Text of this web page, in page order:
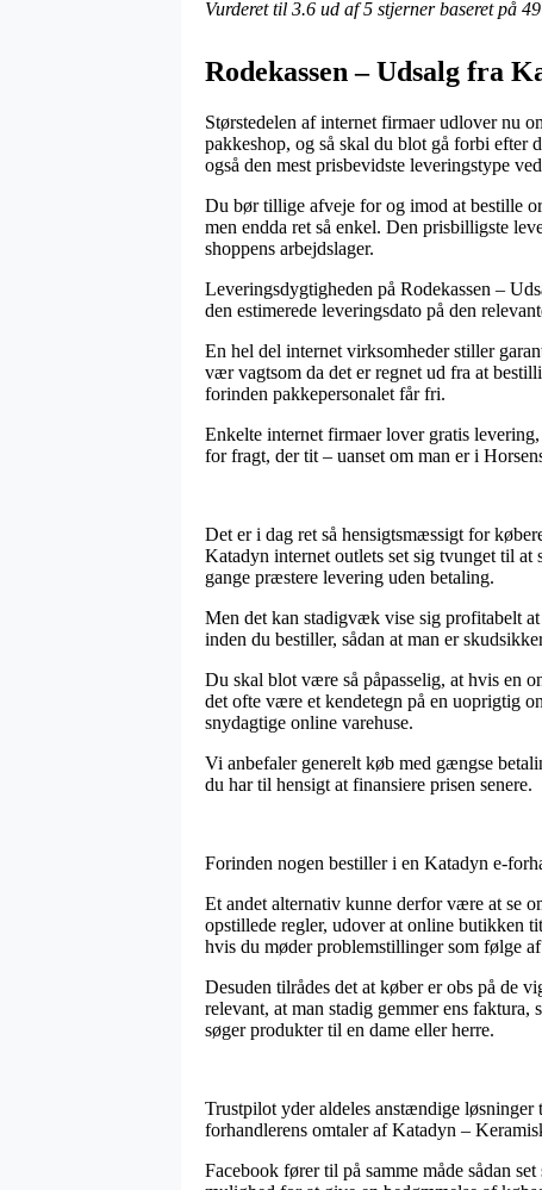
Vurderet til 3.6 ud af 5 stjerner baseret på 49
Rodekassen – Udsalg fra
Størstedelen af internet firmaer udlover nu
pakkeshop, og så skal du blot gå forbi efter
også den mest prisbevidste leveringstype
Du bør tillige afveje for og imod at bestille
men endda ret så enkel. Den prisbilligste
shoppens arbejdslager.
Leveringsdygtigheden på Rodekassen –
den estimerede leveringsdato på den
En hel del internet virksomheder stiller
vær vagtsom da det er regnet ud fra at
forinden pakkepersonalet får fri.
Enkelte internet firmaer lover gratis
for fragt, der tit – uanset om man er i
Det er i dag ret så hensigtsmæssigt for
Katadyn internet outlets set sig tvunget til at
gange præstere levering uden betaling.
Men det kan stadigvæk vise sig profitabelt
inden du bestiller, sådan at man er
Du skal blot være så påpasselig, at hvis en
det ofte være et kendetegn på en uoprigtig
snydagtige online varehuse.
Vi anbefaler generelt køb med gængse
du har til hensigt at finansiere prisen senere.
Forinden nogen bestiller i en Katadyn e-
Et andet alternativ kunne derfor være at se
opstillede regler, udover at online butikken
hvis du møder problemstillinger som følge
Desuden tilrådes det at køber er obs på de
relevant, at man stadig gemmer ens
søger produkter til en dame eller herre.
Trustpilot yder aldeles anstændige løsninger
forhandlerens omtaler af Katadyn –
Facebook fører til på samme måde sådan